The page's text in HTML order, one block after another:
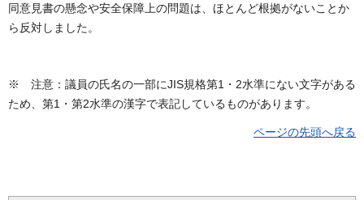
同意見書の懸念や安全保障上の問題は、ほとんど根拠がないことか
ら反対しました。
※ 注意：議員の氏名の一部にJIS規格第1・2水準にない文字がある
ため、第1・第2水準の漢字で表記しているものがあります。
ページの先頭へ戻る